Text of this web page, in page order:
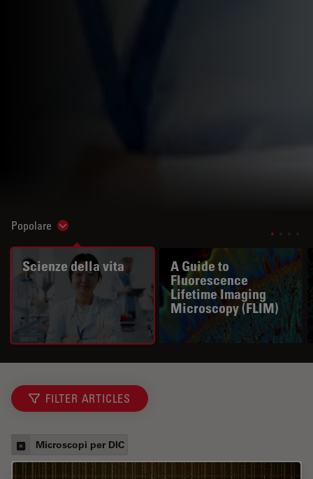
Popolare Show subnavigation
Scienze della vita
A Guide to
Fluorescence
Lifetime Imaging
Microscopy (FLIM)
FILTER ARTICLES
Microscopi per DIC